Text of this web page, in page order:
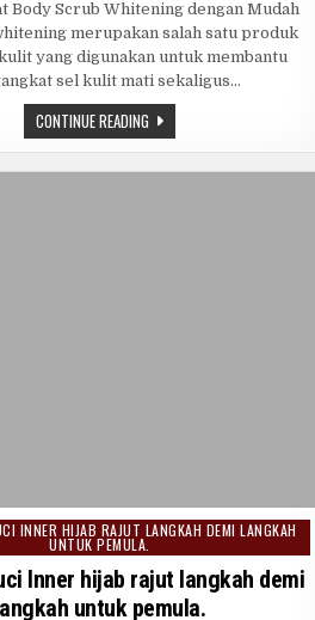
MERAWAT
BODY
SCRUB
WHITENING
DENGAN
Body Scrub Whitening dengan Mudah
merupakan salah satu produk
yang digunakan untuk membantu
sel kulit mati sekaligus…
CONTINUE READINGCARA
MERAWAT
BODY
INNER HIJAB RAJUT LANGKAH DEMI LANGKAH
UNTUK PEMULA.
Inner hijab rajut langkah demi
untuk pemula.